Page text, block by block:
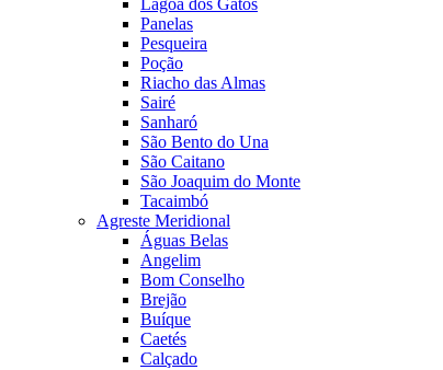
Lagoa dos Gatos
Panelas
Pesqueira
Poção
Riacho das Almas
Sairé
Sanharó
São Bento do Una
São Caitano
São Joaquim do Monte
Tacaimbó
Agreste Meridional
Águas Belas
Angelim
Bom Conselho
Brejão
Buíque
Caetés
Calçado